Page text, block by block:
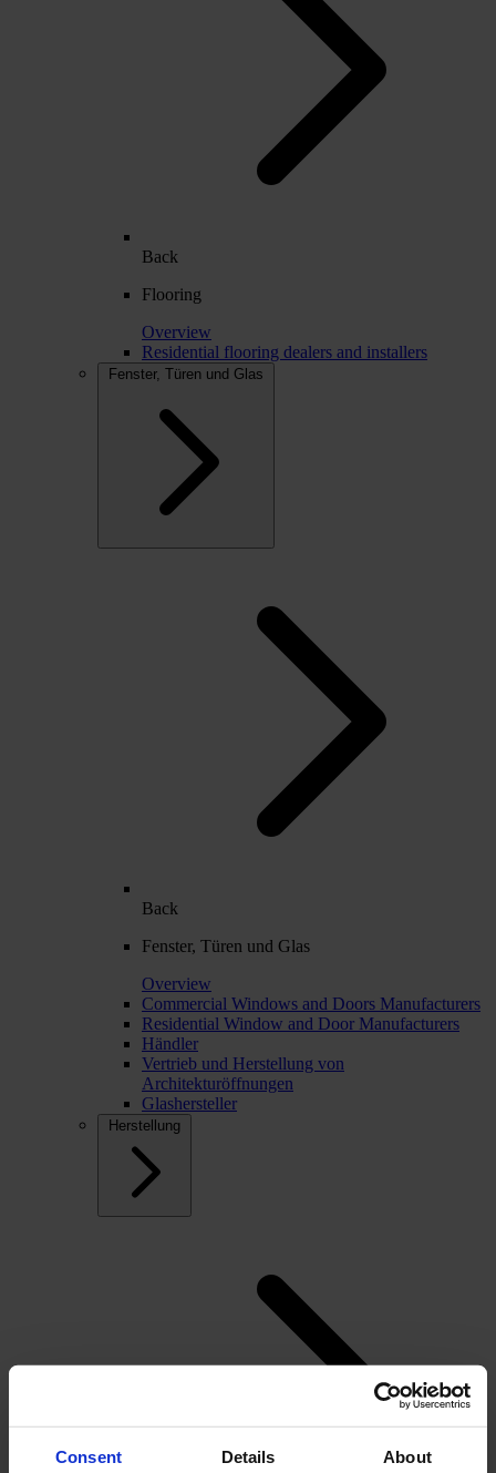
Consent Details About
Back
Flooring
Overview
Residential flooring dealers and installers
Fenster, Türen und Glas
Back
Fenster, Türen und Glas
Overview
Commercial Windows and Doors Manufacturers
Residential Window and Door Manufacturers
Händler
Vertrieb und Herstellung von
Architekturöffnungen
Glashersteller
Herstellung